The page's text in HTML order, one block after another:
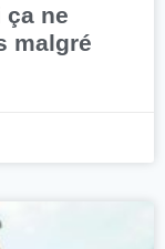
ne
malgré